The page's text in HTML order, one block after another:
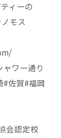
ィーの
モス
ワー通り
#佐賀#福岡
会認定校